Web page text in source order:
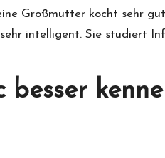
Großmutter kocht sehr
intelligent. Sie studiert